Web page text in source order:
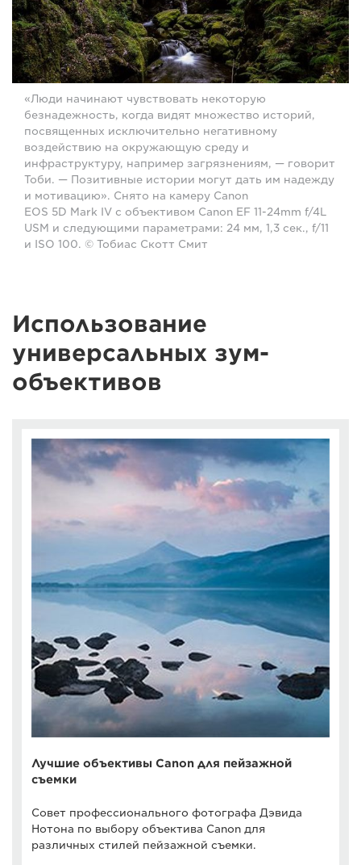
«Люди начинают чувствовать некоторую
безнадежность, когда видят множество историй,
посвященных исключительно негативному
воздействию на окружающую среду и
инфраструктуру, например загрязнениям, — говорит
Тоби. — Позитивные истории могут дать им надежду
и мотивацию». Снято на камеру Canon
EOS 5D Mark IV с объективом Canon EF 11-24mm f/4L
USM и следующими параметрами: 24 мм, 1,3 сек., f/11
и ISO 100. © Тобиас Скотт Смит
Использование
универсальных зум-
объективов
Лучшие объективы Canon для пейзажной
съемки
Совет профессионального фотографа Дэвида
Нотона по выбору объектива Canon для
различных стилей пейзажной съемки.